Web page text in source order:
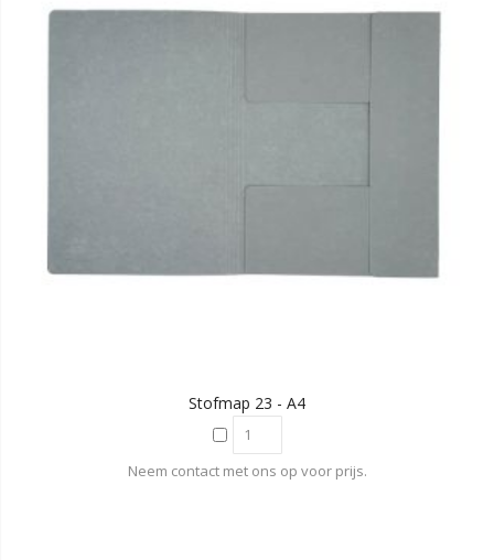
Stofmap 23 - A4
Neem contact met ons op voor prijs.